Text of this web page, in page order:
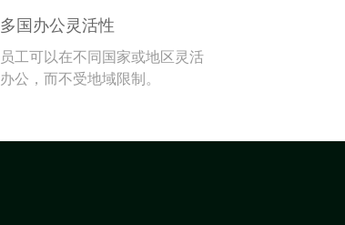
多国办公灵活性
员工可以在不同国家或地区灵活
办公，而不受地域限制。